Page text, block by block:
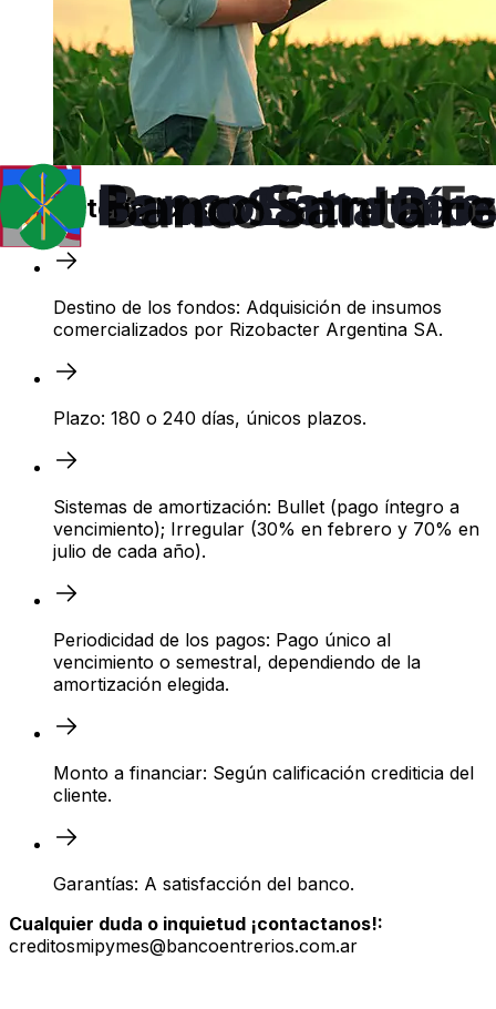
Características
Destino de los fondos: Adquisición de insumos
comercializados por Rizobacter Argentina SA.
Plazo: 180 o 240 días, únicos plazos.
Sistemas de amortización: Bullet (pago íntegro a
vencimiento); Irregular (30% en febrero y 70% en
julio de cada año).
Periodicidad de los pagos: Pago único al
vencimiento o semestral, dependiendo de la
amortización elegida.
Monto a financiar: Según calificación crediticia del
cliente.
Garantías: A satisfacción del banco.
Cualquier duda o inquietud ¡contactanos!:
creditosmipymes@bancoentrerios.com.ar